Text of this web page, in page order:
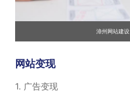
漳州网站建设
网站变现
1. 广告变现